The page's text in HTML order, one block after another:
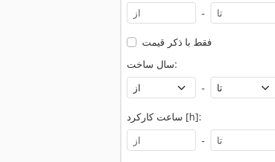
-
فقط با ذکر قیمت
سال ساخت:
-
ساعت کارکرد [h]:
-